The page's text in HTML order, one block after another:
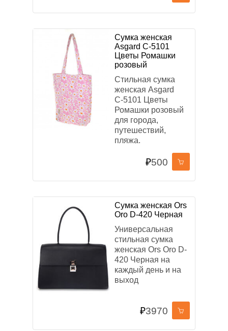
Сумка женская
Asgard С-5101
Цветы Ромашки
розовый
Стильная сумка
женская Asgard
С-5101 Цветы
Ромашки розовый
для города,
путешествий,
пляжа.
₽500
Сумка женская Ors
Oro D-420 Черная
Универсальная
стильная сумка
женская Ors Oro D-
420 Черная на
каждый день и на
выход
₽3970